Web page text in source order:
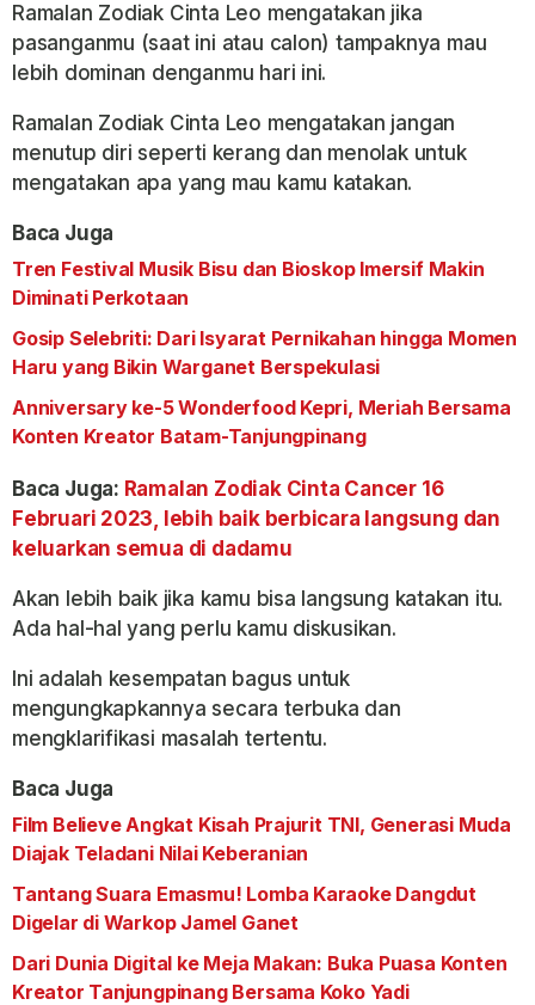
Ramalan Zodiak Cinta Leo mengatakan jika
pasanganmu (saat ini atau calon) tampaknya mau
lebih dominan denganmu hari ini.
Ramalan Zodiak Cinta Leo mengatakan jangan
menutup diri seperti kerang dan menolak untuk
mengatakan apa yang mau kamu katakan.
Baca Juga
Tren Festival Musik Bisu dan Bioskop Imersif Makin
Diminati Perkotaan
Gosip Selebriti: Dari Isyarat Pernikahan hingga Momen
Haru yang Bikin Warganet Berspekulasi
Anniversary ke-5 Wonderfood Kepri, Meriah Bersama
Konten Kreator Batam-Tanjungpinang
Baca Juga: Ramalan Zodiak Cinta Cancer 16
Februari 2023, lebih baik berbicara langsung dan
keluarkan semua di dadamu
Akan lebih baik jika kamu bisa langsung katakan itu.
Ada hal-hal yang perlu kamu diskusikan.
Ini adalah kesempatan bagus untuk
mengungkapkannya secara terbuka dan
mengklarifikasi masalah tertentu.
Baca Juga
Film Believe Angkat Kisah Prajurit TNI, Generasi Muda
Diajak Teladani Nilai Keberanian
Tantang Suara Emasmu! Lomba Karaoke Dangdut
Digelar di Warkop Jamel Ganet
Dari Dunia Digital ke Meja Makan: Buka Puasa Konten
Kreator Tanjungpinang Bersama Koko Yadi